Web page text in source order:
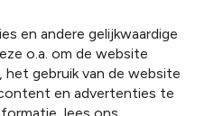
en andere gelijkwaardige
o.a. om de website
gebruik van de website
en advertenties te